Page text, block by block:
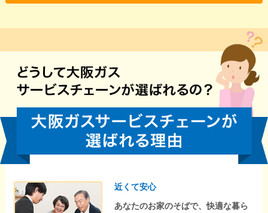
近くて安心
あなたのお家のそばで、快適な暮ら